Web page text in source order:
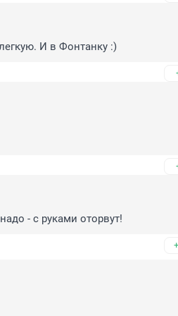
И в Фонтанку :)
- с руками оторвут!